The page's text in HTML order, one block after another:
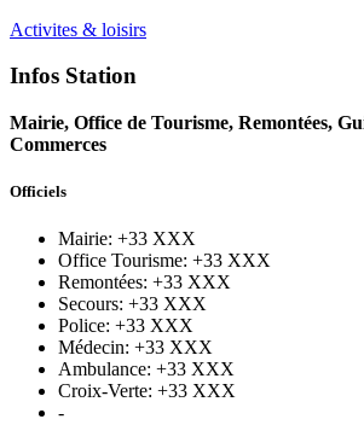
Activites & loisirs
Infos Station
Mairie, Office de Tourisme, Remontées,
Commerces
Officiels
Mairie: +33 XXX
Office Tourisme: +33 XXX
Remontées: +33 XXX
Secours: +33 XXX
Police: +33 XXX
Médecin: +33 XXX
Ambulance: +33 XXX
Croix-Verte: +33 XXX
-